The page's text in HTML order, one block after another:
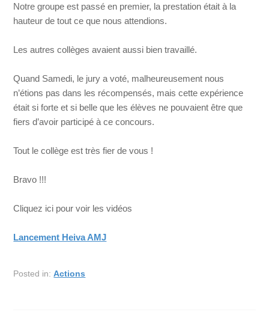
Notre groupe est passé en premier, la prestation était à la
hauteur de tout ce que nous attendions.
Les autres collèges avaient aussi bien travaillé.
Quand Samedi, le jury a voté, malheureusement nous
n’étions pas dans les récompensés, mais cette expérience
était si forte et si belle que les élèves ne pouvaient être que
fiers d’avoir participé à ce concours.
Tout le collège est très fier de vous !
Bravo !!!
Cliquez ici pour voir les vidéos
Lancement Heiva AMJ
Posted in:Actions